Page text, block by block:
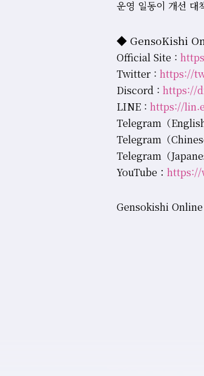
운영 일동이 개선 대
◆ GensoKishi
Official Site :
Twitter : https://
Discord : https://
LINE : https://
Telegram（
Telegram（
Telegram（
YouTube： https://
Gensokishi Online